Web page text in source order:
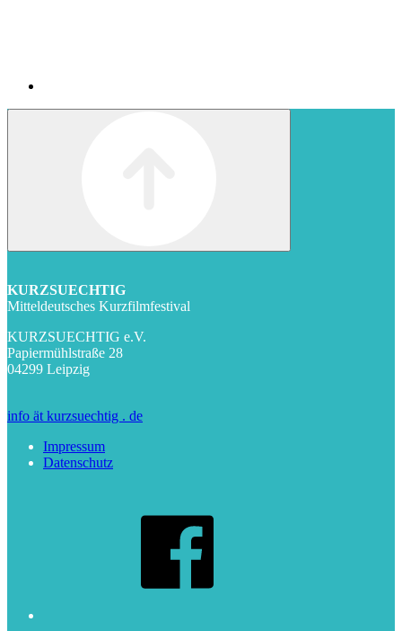
KURZSUECHTIG
Mitteldeutsches Kurzfilmfestival
KURZSUECHTIG e.V.
Papiermühlstraße 28
04299 Leipzig
info ät kurzsuechtig . de
Impressum
Datenschutz